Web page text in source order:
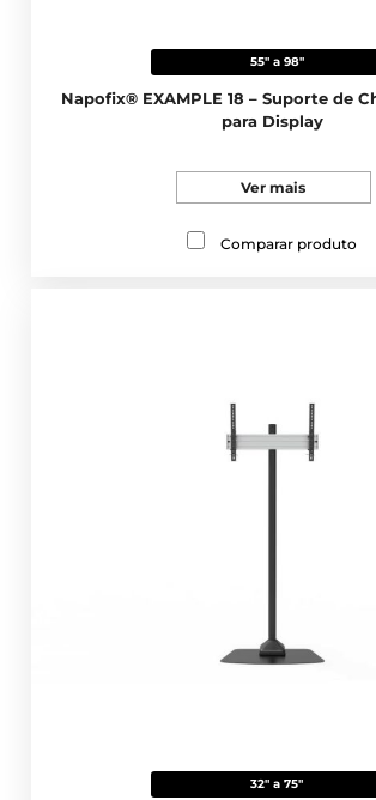
55" a 98"
Napofix® EXAMPLE 18 – Suporte de
para Display
Ver mais
Comparar produto
32" a 75"